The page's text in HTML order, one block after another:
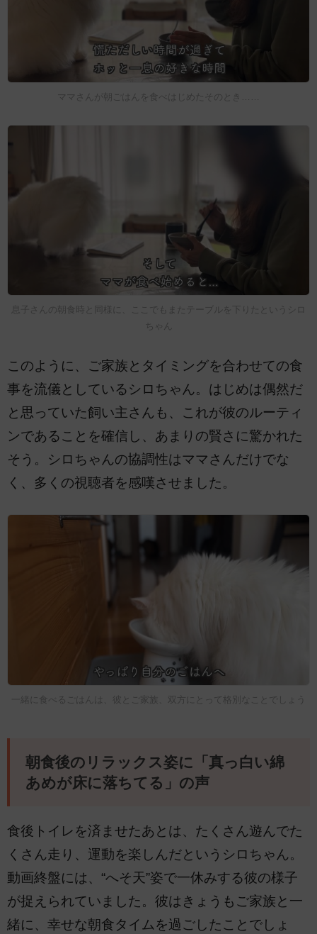
ママさんが朝ごはんを食べはじめたそのとき……
息子さんの朝食時と同様に、ここでもまたテーブルを下りたというシロ
ちゃん
このように、ご家族とタイミングを合わせての食
事を流儀としているシロちゃん。はじめは偶然だ
と思っていた飼い主さんも、これが彼のルーティ
ンであることを確信し、あまりの賢さに驚かれた
そう。シロちゃんの協調性はママさんだけでな
く、多くの視聴者を感嘆させました。
一緒に食べるごはんは、彼とご家族、双方にとって格別なことでしょう
朝食後のリラックス姿に「真っ白い綿
あめが床に落ちてる」の声
食後トイレを済ませたあとは、たくさん遊んでた
くさん走り、運動を楽しんだというシロちゃん。
動画終盤には、“へそ天”姿で一休みする彼の様子
が捉えられていました。彼はきょうもご家族と一
緒に、幸せな朝食タイムを過ごしたことでしょ